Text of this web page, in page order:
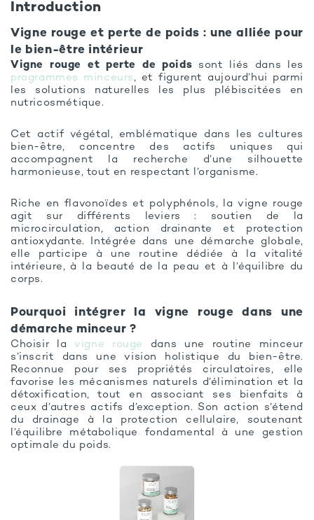
Introduction
Vigne rouge et perte de poids : une alliée pour
le bien-être intérieur
Vigne rouge et perte de poids sont liés dans les
programmes minceurs, et figurent aujourd’hui parmi
les solutions naturelles les plus plébiscitées en
nutricosmétique.
Cet actif végétal, emblématique dans les cultures
bien-être, concentre des actifs uniques qui
accompagnent la recherche d’une silhouette
harmonieuse, tout en respectant l’organisme.
Riche en flavonoïdes et polyphénols, la vigne rouge
agit sur différents leviers : soutien de la
microcirculation, action drainante et protection
antioxydante. Intégrée dans une démarche globale,
elle participe à une routine dédiée à la vitalité
intérieure, à la beauté de la peau et à l’équilibre du
corps.
Pourquoi intégrer la vigne rouge dans une
démarche minceur ?
Choisir la vigne rouge
dans une routine minceur
s’inscrit dans une vision holistique du bien-être.
Reconnue pour ses propriétés circulatoires, elle
favorise les mécanismes naturels d’élimination et la
détoxification, tout en associant ses bienfaits à
ceux d’autres actifs d’exception. Son action s’étend
du drainage à la protection cellulaire, soutenant
l’équilibre métabolique fondamental à une gestion
optimale du poids.